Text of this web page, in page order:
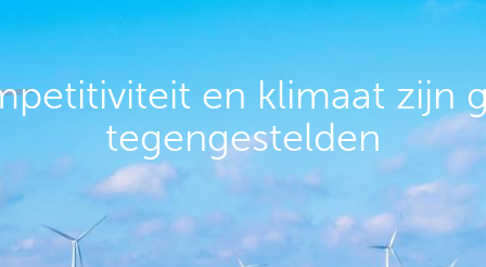
en klimaat zijn
tegengestelden